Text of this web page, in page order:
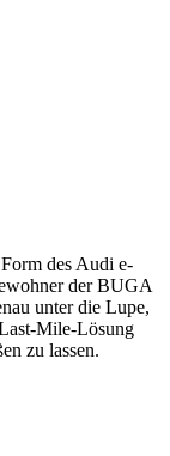
des Audi e-
der BUGA
unter die Lupe,
Mile-Lösung
zu lassen.